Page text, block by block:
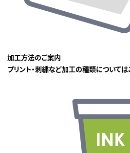
加工方法のご案内
プリント・刺繍など加工の種類については